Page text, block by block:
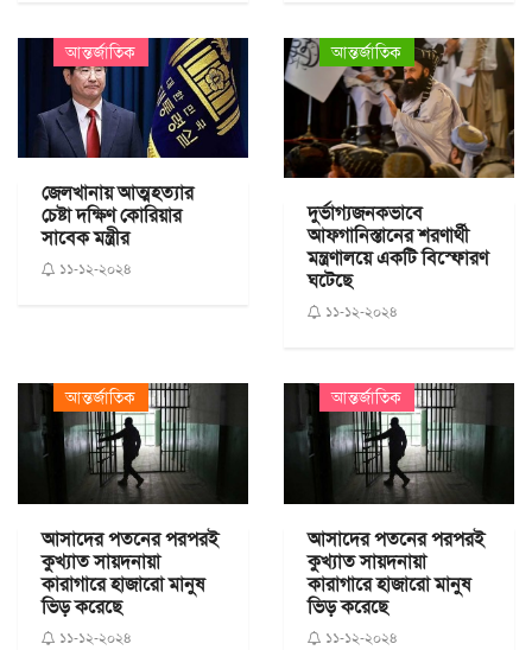
আন্তর্জাতিক
জেলখানায় আত্মহত্যার
চেষ্টা দক্ষিণ কোরিয়ার
সাবেক মন্ত্রীর
১১-১২-২০২৪
আন্তর্জাতিক
দুর্ভাগ্যজনকভাবে
আফগানিস্তানের শরণার্থী
মন্ত্রণালয়ে একটি বিস্ফোরণ
ঘটেছে
১১-১২-২০২৪
আন্তর্জাতিক
আসাদের পতনের পরপরই
কুখ্যাত সায়দনায়া
কারাগারে হাজারো মানুষ
ভিড় করেছে
১১-১২-২০২৪
আন্তর্জাতিক
আসাদের পতনের পরপরই
কুখ্যাত সায়দনায়া
কারাগারে হাজারো মানুষ
ভিড় করেছে
১১-১২-২০২৪